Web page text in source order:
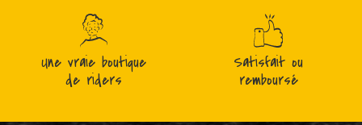
Une vraie boutique
de riders
Satisfait ou
remboursé